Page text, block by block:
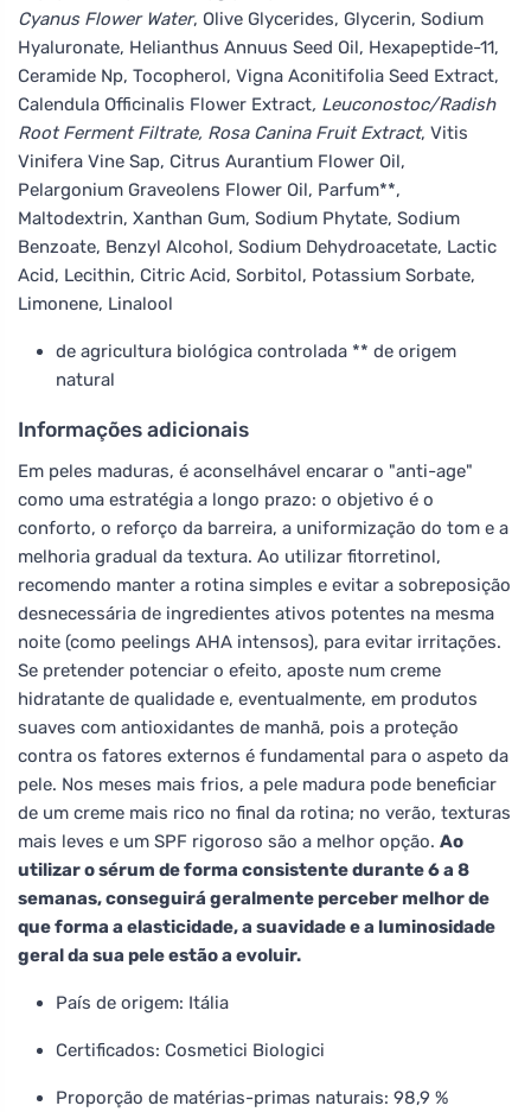
Cyanus Flower Water, Olive Glycerides, Glycerin, Sodium
Hyaluronate, Helianthus Annuus Seed Oil, Hexapeptide-11,
Ceramide Np, Tocopherol, Vigna Aconitifolia Seed Extract,
Calendula Officinalis Flower Extract, Leuconostoc/Radish
Root Ferment Filtrate, Rosa Canina Fruit Extract, Vitis
Vinifera Vine Sap, Citrus Aurantium Flower Oil,
Pelargonium Graveolens Flower Oil, Parfum**,
Maltodextrin, Xanthan Gum, Sodium Phytate, Sodium
Benzoate, Benzyl Alcohol, Sodium Dehydroacetate, Lactic
Acid, Lecithin, Citric Acid, Sorbitol, Potassium Sorbate,
Limonene, Linalool
de agricultura biológica controlada ** de origem
natural
Informações adicionais
Em peles maduras, é aconselhável encarar o "anti-age"
como uma estratégia a longo prazo: o objetivo é o
conforto, o reforço da barreira, a uniformização do tom e a
melhoria gradual da textura. Ao utilizar fitorretinol,
recomendo manter a rotina simples e evitar a sobreposição
desnecessária de ingredientes ativos potentes na mesma
noite (como peelings AHA intensos), para evitar irritações.
Se pretender potenciar o efeito, aposte num creme
hidratante de qualidade e, eventualmente, em produtos
suaves com antioxidantes de manhã, pois a proteção
contra os fatores externos é fundamental para o aspeto da
pele. Nos meses mais frios, a pele madura pode beneficiar
de um creme mais rico no final da rotina; no verão, texturas
mais leves e um SPF rigoroso são a melhor opção. Ao
utilizar o sérum de forma consistente durante 6 a 8
semanas, conseguirá geralmente perceber melhor de
que forma a elasticidade, a suavidade e a luminosidade
geral da sua pele estão a evoluir.
País de origem: Itália
Certificados: Cosmetici Biologici
Proporção de matérias-primas naturais: 98,9 %